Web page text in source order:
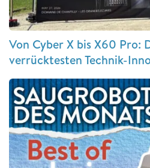
Von Cyber X bis X60 Pro:
verrücktesten Technik-